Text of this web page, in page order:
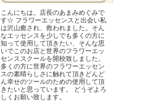
こんにちは。店長のあまみめぐみで
す☆ フラワーエッセンスと出会い私
は沢山癒され、救われました。そん
なエッセンスを少しでも多くの方に
知って使用して頂きたい、そんな思
いでこのお店と世界のフラワーエッ
センススクールを開校致しました。
多くの方に世界のフラワーエッセン
スの素晴らしさに触れて頂きどんど
ん幸せのツールのための使用して頂
きたいと思っています。 どうぞよろ
しくお願い致します。